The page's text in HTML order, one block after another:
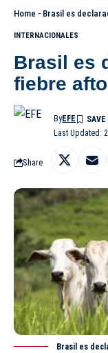
Home - Brasil es
INTERNACIONALES
Brasil es
fiebre
Last Updated:
ByEFE
Share
Brasil es